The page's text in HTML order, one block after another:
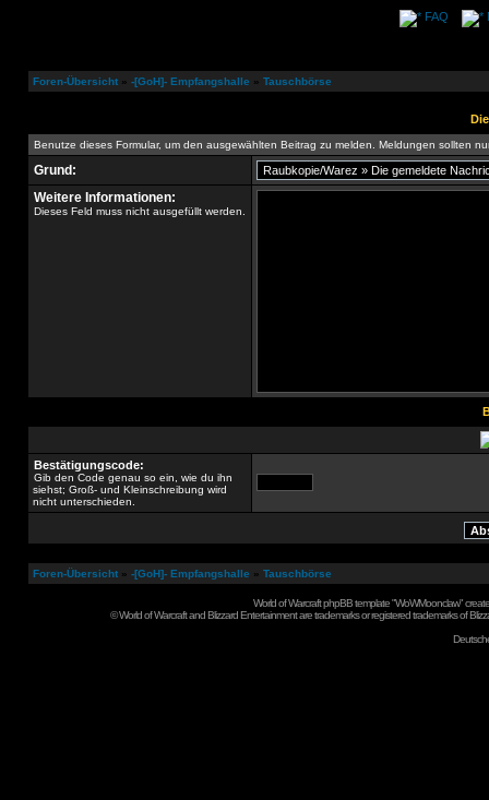
FAQ
Foren-Übersicht » -[GoH]- Empfangshalle » Tauschbörse
Benutze dieses Formular, um den ausgewählten Beitrag zu melden. Meldungen sollten
Grund:
Weitere Informationen:
Dieses Feld muss nicht ausgefüllt werden.
Bestätigungscode:
Gib den Code genau so ein, wie du ihn
siehst; Groß- und Kleinschreibung wird
nicht unterschieden.
Foren-Übersicht » -[GoH]- Empfangshalle » Tauschbörse
World of Warcraft phpBB template "WoWMoonclaw"
©World of Warcraft and Blizzard Entertainment are trademarks or registered trademarks of